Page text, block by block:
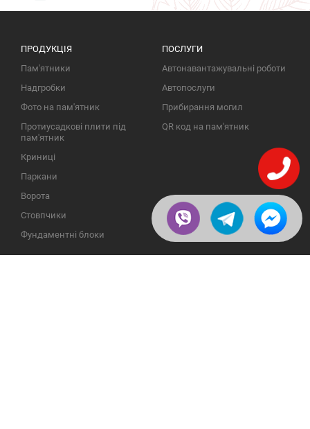
ПРОДУКЦІЯ
Пам'ятники
Надгробки
Фото на пам'ятник
Протиусадкові плити під
пам'ятник
Криниці
Паркани
Ворота
Стовпчики
Фундаментні блоки
ПОСЛУГИ
Автонавантажувальні роботи
Автопослуги
Прибирання могил
QR код на пам'ятник